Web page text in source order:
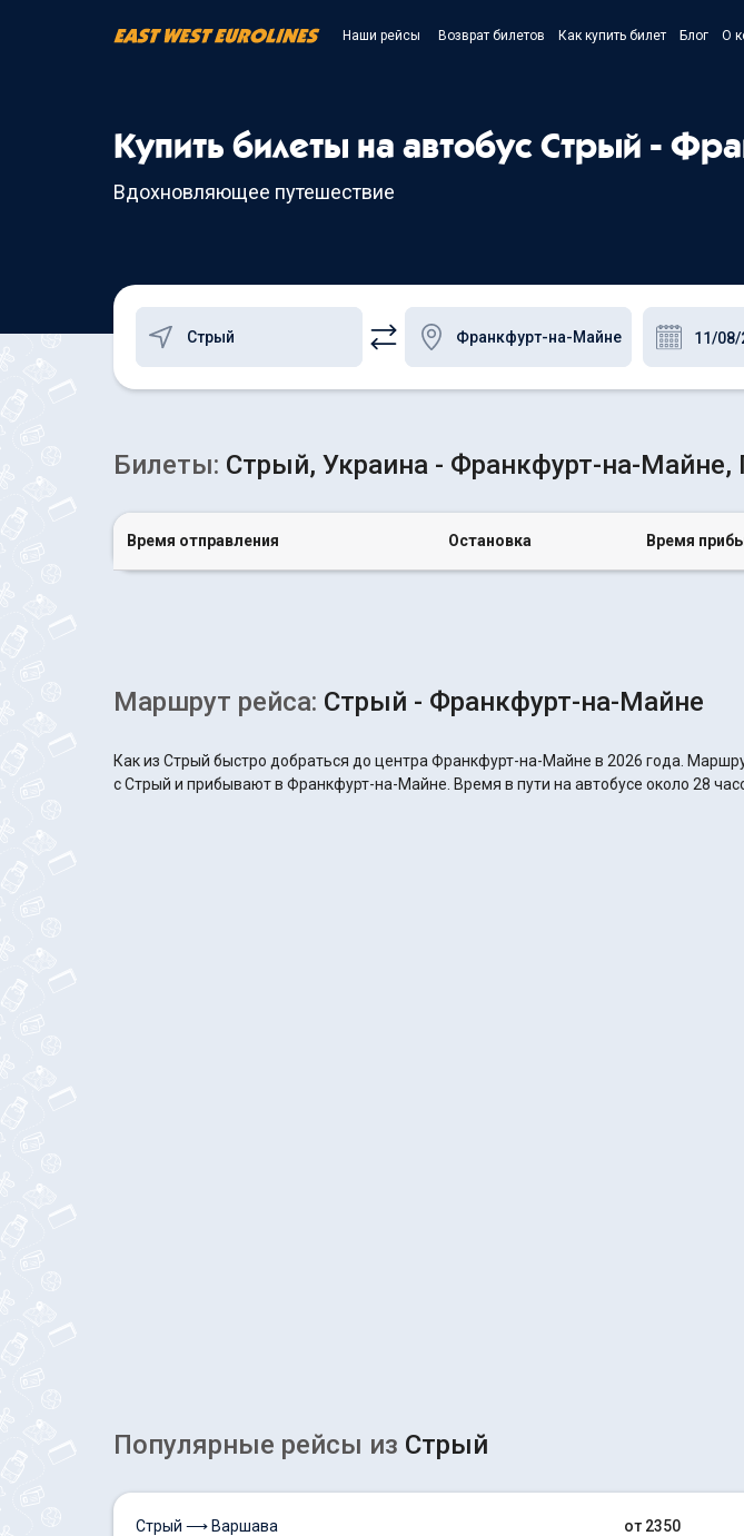
Наши рейсы Возврат билетов Как купить билет Блог О
Купить билеты на автобус Стрый -
Вдохновляющее путешествие
Билеты: Стрый, Украина - Франкфурт-на-Майне,
Время отправления Остановка Время
Маршрут рейса: Стрый - Франкфурт-на-Майне
Как из Стрый быстро добраться до центра Франкфурт-на-Майне в 2026 года.
с Стрый и прибывают в Франкфурт-на-Майне. Время в пути на автобусе около 28
Популярные рейсы из Стрый
Стрый ⟶ Варшава от 2350